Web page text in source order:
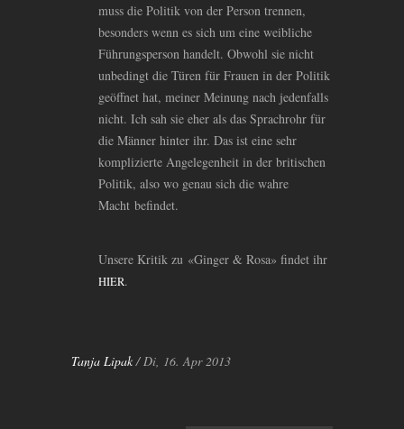
muss die Politik von der Person trennen,
besonders wenn es sich um eine weibliche
Führungsperson handelt. Obwohl sie nicht
unbedingt die Türen für Frauen in der Politik
geöffnet hat, meiner Meinung nach jedenfalls
nicht. Ich sah sie eher als das Sprachrohr für
die Männer hinter ihr. Das ist eine sehr
komplizierte Angelegenheit in der britischen
Politik, also wo genau sich die wahre
Macht befindet.
Unsere Kritik zu «Ginger & Rosa» findet ihr
HIER.
Tanja Lipak / Di, 16. Apr 2013